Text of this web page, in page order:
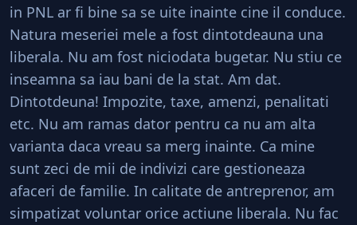
in PNL ar fi bine sa se uite inainte cine il conduce.
Natura meseriei mele a fost dintotdeauna una
liberala. Nu am fost niciodata bugetar. Nu stiu ce
inseamna sa iau bani de la stat. Am dat.
Dintotdeuna! Impozite, taxe, amenzi, penalitati
etc. Nu am ramas dator pentru ca nu am alta
varianta daca vreau sa merg inainte. Ca mine
sunt zeci de mii de indivizi care gestioneaza
afaceri de familie. In calitate de antreprenor, am
simpatizat voluntar orice actiune liberala. Nu fac